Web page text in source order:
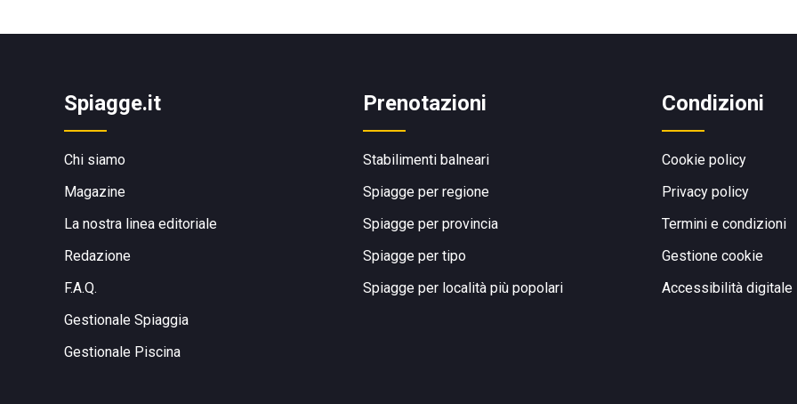
Spiagge.it
Chi siamo
Magazine
La nostra linea editoriale
Redazione
F.A.Q.
Gestionale Spiaggia
Gestionale Piscina
Prenotazioni
Stabilimenti balneari
Spiagge per regione
Spiagge per provincia
Spiagge per tipo
Spiagge per località più popolari
Condizioni
Cookie policy
Privacy policy
Termini e condizioni
Gestione cookie
Accessibilità digitale